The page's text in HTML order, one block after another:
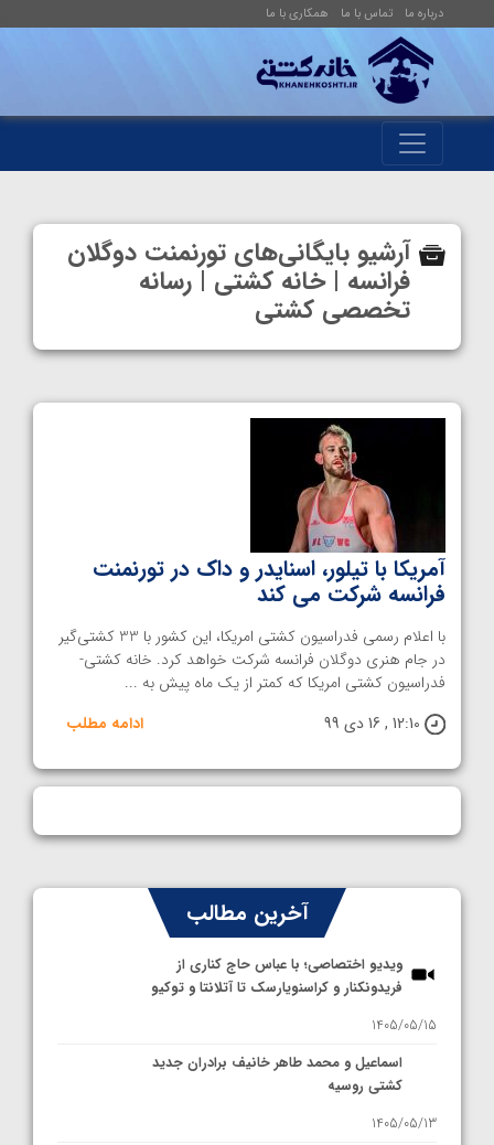
درباره ما تماس با ما همکاری با ما
آرشیو بایگانی‌های تورنمنت دوگلان
فرانسه | خانه کشتی | رسانه
تخصصی کشتی
آمریکا با تیلور، اسنایدر و داک در تورنمنت
فرانسه شرکت می کند
با اعلام رسمی فدراسیون کشتی امریکا، این کشور با 33 کشتی‌گیر
در جام هنری دوگلان فرانسه شرکت خواهد کرد. خانه کشتی-
فدراسیون کشتی امریکا که کمتر از یک ماه پیش به ...
12:10 , 16 دی 99
ادامه مطلب
آخرین مطالب
ویدیو اختصاصی؛ با عباس حاج کناری از
فریدونکنار و کراسنویارسک تا آتلانتا و توکیو
1405/05/15
اسماعیل و محمد طاهر خانیف برادران جدید
کشتی روسیه
1405/05/13